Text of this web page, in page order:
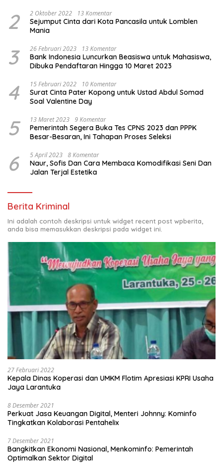
2 2 Oktober 2022 13 Komentar
Sejumput Cinta dari Kota Pancasila untuk Lomblen
Mania
3 26 Februari 2023 13 Komentar
Bank Indonesia Luncurkan Beasiswa untuk Mahasiswa,
Dibuka Pendaftaran Hingga 10 Maret 2023
4 15 Februari 2022 10 Komentar
Surat Cinta Pater Kopong untuk Ustad Abdul Somad
Soal Valentine Day
5 13 Maret 2023 9 Komentar
Pemerintah Segera Buka Tes CPNS 2023 dan PPPK
Besar-Besaran, Ini Tahapan Proses Seleksi
6 5 April 2023 8 Komentar
Naur, Sofis Dan Cara Membaca Komodifikasi Seni Dan
Jalan Terjal Estetika
Berita Kriminal
Ini adalah contoh deskripsi untuk widget recent post wpberita,
anda bisa memasukkan deskripsi pada widget ini.
27 Februari 2022
Kepala Dinas Koperasi dan UMKM Flotim Apresiasi KPRI Usaha
Jaya Larantuka
8 Desember 2021
Perkuat Jasa Keuangan Digital, Menteri Johnny: Kominfo
Tingkatkan Kolaborasi Pentahelix
7 Desember 2021
Bangkitkan Ekonomi Nasional, Menkominfo: Pemerintah
Optimalkan Sektor Digital